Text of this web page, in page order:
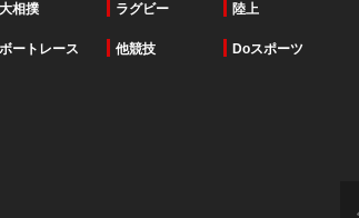
大相撲 ラグビー 陸上
ボートレース 他競技 Doスポーツ